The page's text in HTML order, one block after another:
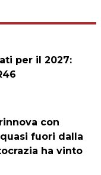
per il 2027:
con
fuori dalla
ha vinto